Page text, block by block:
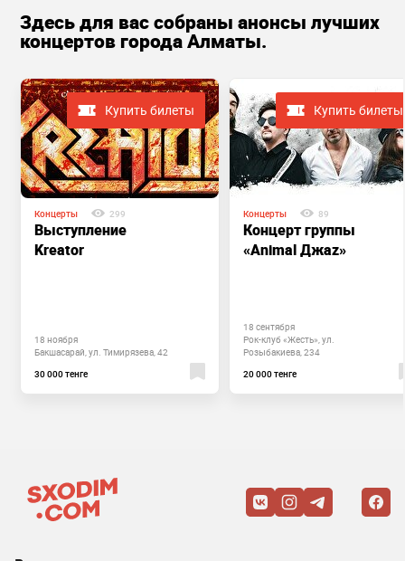
Здесь для вас собраны анонсы лучших
концертов города Алматы.
Купить билеты
Концерты 299
Выступление
Kreator
18 ноября
Бакшасарай, ул. Тимирязева, 42
30 000 тенге
Купить билеты
Концерты 89
Концерт группы
«Animal Джаz»
18 сентября
Рок-клуб «Жесть», ул.
Розыбакиева, 234
20 000 тенге